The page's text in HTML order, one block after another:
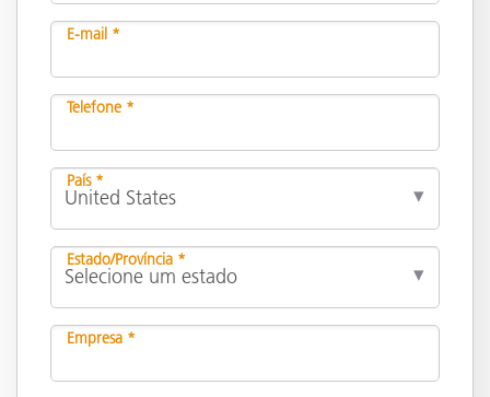
E-mail *
Telefone *
País *
Estado/Província *
Empresa *